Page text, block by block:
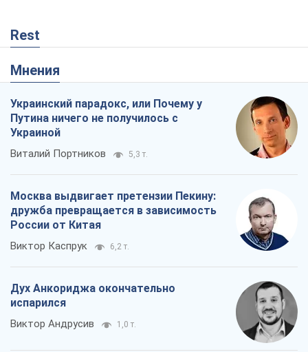
Rest
Мнения
Украинский парадокс, или Почему у
Путина ничего не получилось с
Украиной
Виталий Портников 5,3 т.
Москва выдвигает претензии Пекину:
дружба превращается в зависимость
России от Китая
Виктор Каспрук 6,2 т.
Дух Анкориджа окончательно
испарился
Виктор Андрусив 1,0 т.